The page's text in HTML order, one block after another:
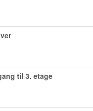
til 3. etage